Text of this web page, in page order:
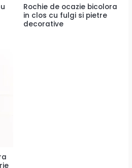
Rochie de ocazie bicolora
in clos cu fulgi si pietre
decorative